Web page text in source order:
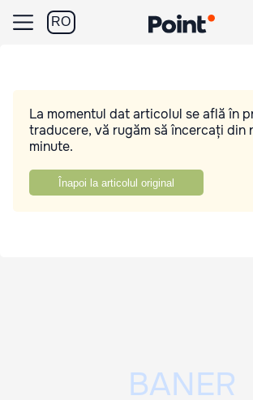
RO
La momentul dat articolul se află în
traducere, vă rugăm să încercați din
minute.
Înapoi la articolul original